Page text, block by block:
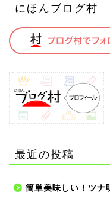
にほんブログ村
最近の投稿
簡単美味しい！ツナ